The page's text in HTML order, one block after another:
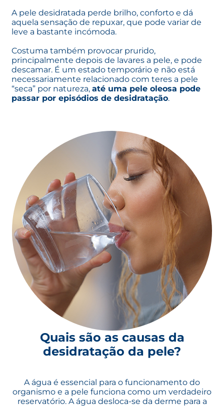
A pele desidratada perde brilho, conforto e dá
aquela sensação de repuxar, que pode variar de
leve a bastante incómoda.
Costuma também provocar prurido,
principalmente depois de lavares a pele, e pode
descamar. É um estado temporário e não está
necessariamente relacionado com teres a pele
“seca” por natureza, até uma pele oleosa pode
passar por episódios de desidratação.
Quais são as causas da
desidratação da pele?
A água é essencial para o funcionamento do
organismo e a pele funciona como um verdadeiro
reservatório. A água desloca-se da derme para a